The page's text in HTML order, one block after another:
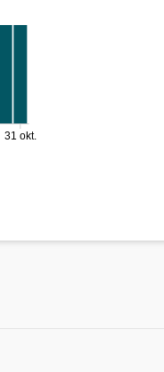
31 okt.